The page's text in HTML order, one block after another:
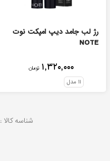
رژ لب جامد دیپ امپکت نوت
NOTE
۱,۳۲۰,۰۰۰ تومان
۱۱ مدل
شناسه کالا :